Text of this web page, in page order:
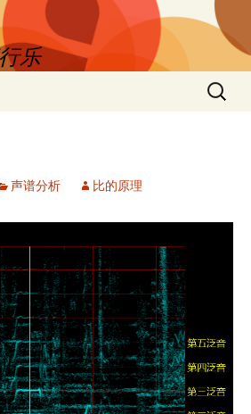
乐
搜
索：
声谱分析 比的原理